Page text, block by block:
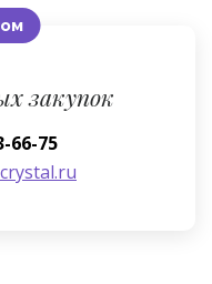
закупок
66-75